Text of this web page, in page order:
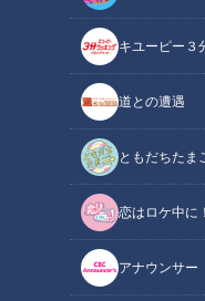
キユーピー３
道との遭遇
ともだちたま
恋はロケ中に！
アナウンサー
「サンデードラゴンズ」より
この記事の画像